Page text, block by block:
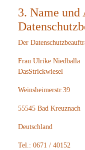
3. Name und
Der
Frau Ulrike Niedballa
DasStrickwiesel
Weinsheimerstr.39
55545 Bad Kreuznach
Deutschland
Tel.: 0671 / 40152